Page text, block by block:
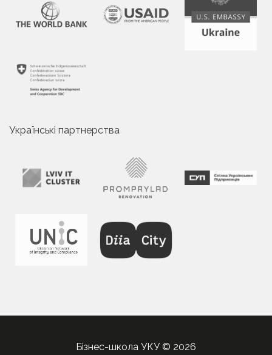
Українські партнерства
Бізнес-школа УКУ © 2026